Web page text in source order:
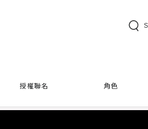
授權聯名 角色